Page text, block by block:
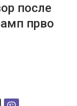
после
прво